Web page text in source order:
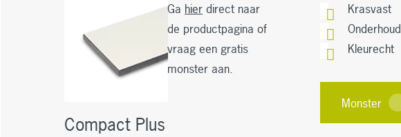
Compact Plus
Ga hier direct naar
de productpagina of
vraag een gratis
monster aan.
Krasvast
Kleurecht
Monster